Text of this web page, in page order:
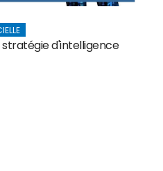
d'intelligence